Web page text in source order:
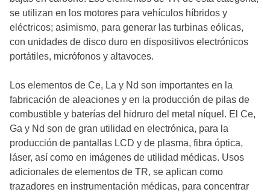
se utilizan en los motores para vehículos híbridos y
eléctricos; asimismo, para generar las turbinas eólicas,
con unidades de disco duro en dispositivos electrónicos
portátiles, micrófonos y altavoces.
Los elementos de Ce, La y Nd son importantes en la
fabricación de aleaciones y en la producción de pilas de
combustible y baterías del hidruro del metal níquel. El Ce,
Ga y Nd son de gran utilidad en electrónica, para la
producción de pantallas LCD y de plasma, fibra óptica,
láser, así como en imágenes de utilidad médicas. Usos
adicionales de elementos de TR, se aplican como
trazadores en instrumentación médicas, para concentrar